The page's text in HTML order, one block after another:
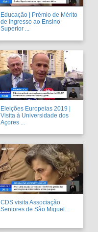
Educação | Prémio de Mérito
de Ingresso ao Ensino
Superior ...
Eleições Europeias 2019 |
Visita à Universidade dos
Açores ...
CDS visita Associação
Seniores de São Miguel ...